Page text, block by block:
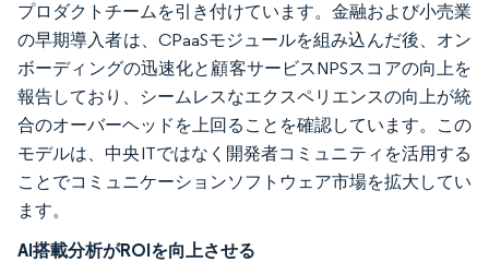
プロダクトチームを引き付けています。金融および小売業
の早期導入者は、CPaaSモジュールを組み込んだ後、オン
ボーディングの迅速化と顧客サービスNPSスコアの向上を
報告しており、シームレスなエクスペリエンスの向上が統
合のオーバーヘッドを上回ることを確認しています。この
モデルは、中央ITではなく開発者コミュニティを活用する
ことでコミュニケーションソフトウェア市場を拡大してい
ます。
AI搭載分析がROIを向上させる